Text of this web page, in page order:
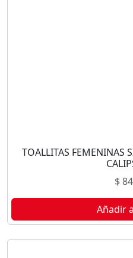
TOALLITAS FEMENINAS
$
Añadir